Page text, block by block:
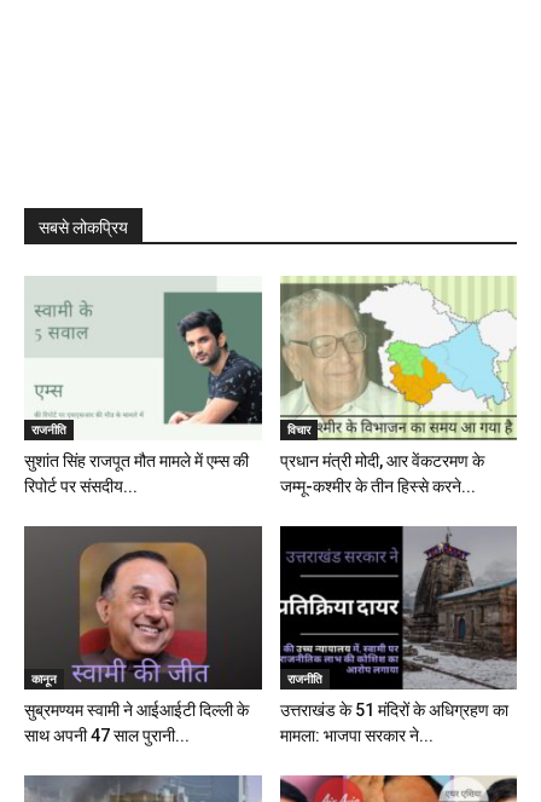
सबसे लोकप्रिय
राजनीति
सुशांत सिंह राजपूत मौत मामले में एम्स की
रिपोर्ट पर संसदीय...
विचार
प्रधान मंत्री मोदी, आर वेंकटरमण के
जम्मू-कश्मीर के तीन हिस्से करने...
कानून
सुब्रमण्यम स्वामी ने आईआईटी दिल्ली के
साथ अपनी 47 साल पुरानी...
राजनीति
उत्तराखंड के 51 मंदिरों के अधिग्रहण का
मामला: भाजपा सरकार ने...